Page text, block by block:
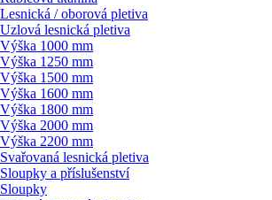
Lesnická / oborová pletiva
Uzlová lesnická pletiva
Výška 1000 mm
Výška 1250 mm
Výška 1500 mm
Výška 1600 mm
Výška 1800 mm
Výška 2000 mm
Výška 2200 mm
Svařovaná lesnická pletiva
Sloupky a příslušenství
Sloupky